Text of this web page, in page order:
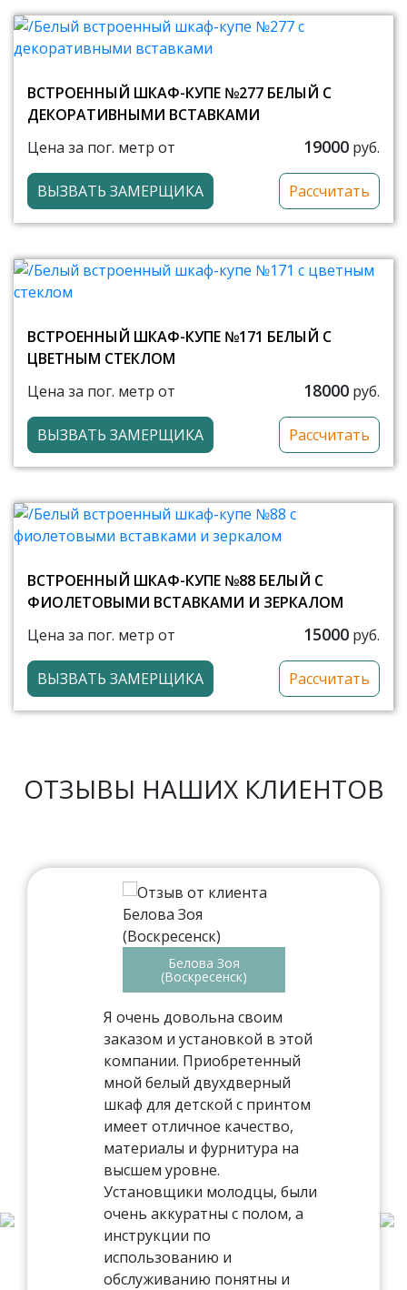
ВСТРОЕННЫЙ ШКАФ-КУПЕ №277 БЕЛЫЙ С
ДЕКОРАТИВНЫМИ ВСТАВКАМИ
Цена за пог. метр от
19000 руб.
ВЫЗВАТЬ ЗАМЕРЩИКА Рассчитать
ВСТРОЕННЫЙ ШКАФ-КУПЕ №171 БЕЛЫЙ С
ЦВЕТНЫМ СТЕКЛОМ
Цена за пог. метр от
18000 руб.
ВЫЗВАТЬ ЗАМЕРЩИКА Рассчитать
ВСТРОЕННЫЙ ШКАФ-КУПЕ №88 БЕЛЫЙ С
ФИОЛЕТОВЫМИ ВСТАВКАМИ И ЗЕРКАЛОМ
Цена за пог. метр от
15000 руб.
ВЫЗВАТЬ ЗАМЕРЩИКА Рассчитать
ОТЗЫВЫ НАШИХ КЛИЕНТОВ
Белова Зоя
(Воскресенск)
Я очень довольна своим
заказом и установкой в этой
компании. Приобретенный
мной белый двухдверный
шкаф для детской с принтом
имеет отличное качество,
материалы и фурнитура на
высшем уровне.
Установщики молодцы, были
очень аккуратны с полом, а
инструкции по
использованию и
обслуживанию понятны и